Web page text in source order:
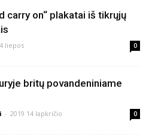
carry on“ plakatai iš tikrųjų
liepos 0
britų povandeniniame
- 2019 14 lapkričio 0